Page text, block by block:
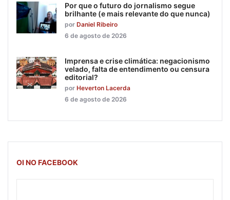
Por que o futuro do jornalismo segue
brilhante (e mais relevante do que nunca)
por Daniel Ribeiro
6 de agosto de 2026
Imprensa e crise climática: negacionismo
velado, falta de entendimento ou censura
editorial?
por Heverton Lacerda
6 de agosto de 2026
OI NO FACEBOOK